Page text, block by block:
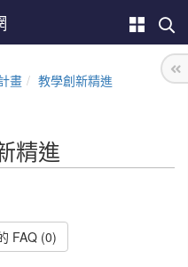
畫
教學創新精進
精進
FAQ (0)